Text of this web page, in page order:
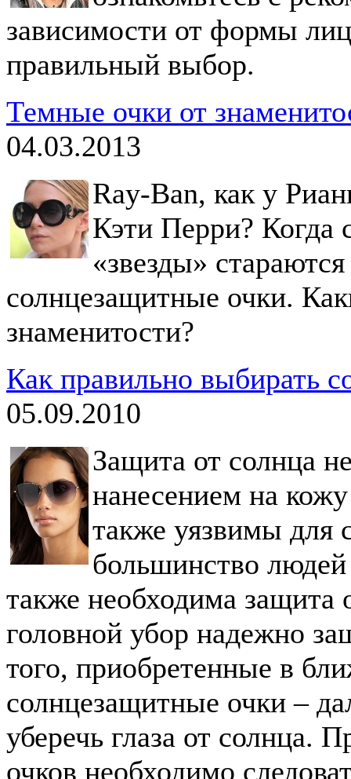
зависимости от формы
правильный выбор.
Темные очки от
04.03.2013
Ray-Ban, как у
Кэти Перри? Когда
«звезды»
солнцезащитные очки.
знаменитости?
Как правильно выбирать
05.09.2010
Защита от солнца
нанесением на
также уязвимы для
большинство людей
также необходима защита
головной убор надежно
того, приобретенные в
солнцезащитные очки –
уберечь глаза от солнца.
очков необходимо